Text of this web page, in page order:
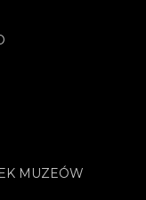
MUZEÓW